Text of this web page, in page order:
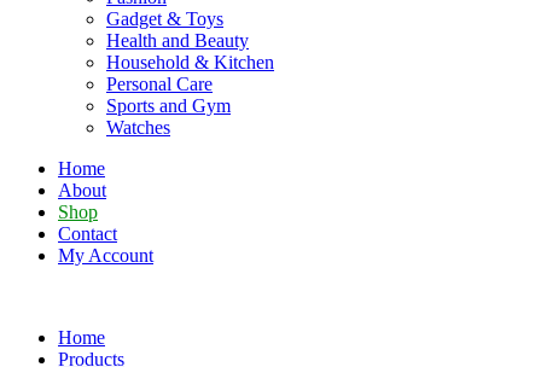
Gadget & Toys
Health and Beauty
Household & Kitchen
Personal Care
Sports and Gym
Watches
Home
About
Shop
Contact
My Account
Home
Products